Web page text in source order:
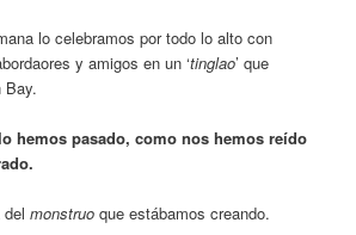
lo celebramos por todo lo alto con
y amigos en un ‘tinglao’ que
Bay.
hemos pasado, como nos hemos reído
delmonstruoque estábamos creando.